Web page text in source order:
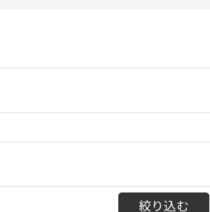
絞り込む